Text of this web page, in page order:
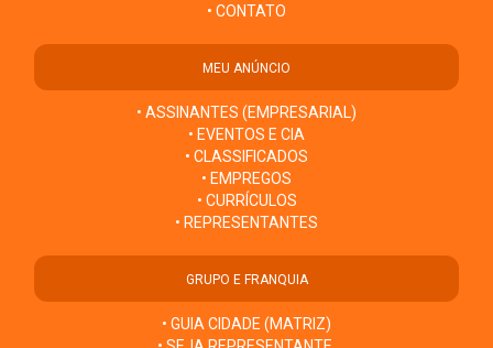
• CONTATO
MEU ANÚNCIO
• ASSINANTES (EMPRESARIAL)
• EVENTOS E CIA
• CLASSIFICADOS
• EMPREGOS
• CURRÍCULOS
• REPRESENTANTES
GRUPO E FRANQUIA
• GUIA CIDADE (MATRIZ)